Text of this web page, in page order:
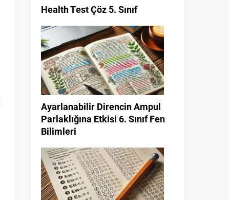
Health Test Çöz 5. Sınıf
Ayarlanabilir Direncin Ampul
Parlaklığına Etkisi 6. Sınıf Fen
Bilimleri